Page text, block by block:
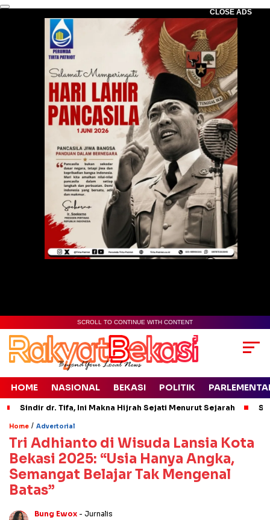
CLOSE ADS
SCROLL TO CONTINUE WITH CONTENT
HOME NASIONAL BEKASI POLITIK
Sindir dr. Tifa, Ini Makna Hijrah Sejati Menurut Sejarah
Home / Advertorial
Tri Adhianto di Wisuda Lansia Kota
Bekasi 2025: “Usia Hanya Angka,
Semangat Belajar Tak Mengenal
Batas”
Bung Ewox - Jurnalis